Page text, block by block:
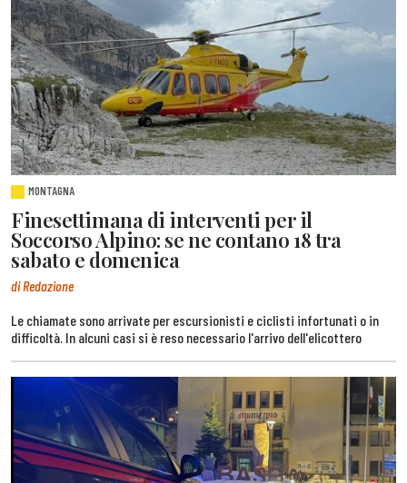
MONTAGNA
Finesettimana di interventi per il
Soccorso Alpino: se ne contano 18 tra
sabato e domenica
di Redazione
Le chiamate sono arrivate per escursionisti e ciclisti infortunati o in
difficoltà. In alcuni casi si è reso necessario l'arrivo dell'elicottero